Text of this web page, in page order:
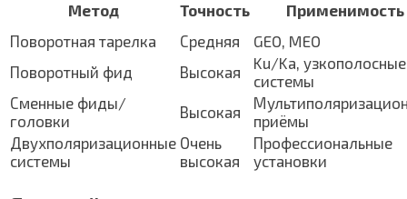
Метод Точность
Применимость
Поворотная тарелка
Средняя
GEO, MEO
Поворотный фид
Высокая
Ku/Ka, узкополосные
системы
Сменные фиды/
головки
Высокая
приёмы
Двухполяризационные
системы
Очень
высокая
Профессиональные
установки